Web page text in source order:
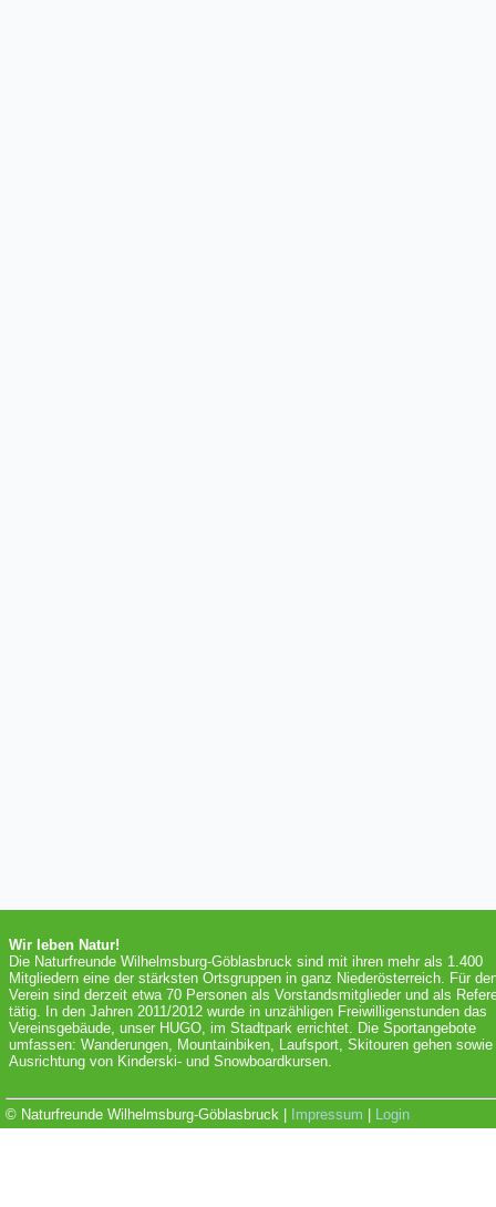
Wir leben Natur!
Die Naturfreunde Wilhelmsburg-Göblasbruck sind mit ihren mehr als 1.400
Mitgliedern eine der stärksten Ortsgruppen in ganz Niederösterreich. Für
Verein sind derzeit etwa 70 Personen als Vorstandsmitglieder und als
tätig. In den Jahren 2011/2012 wurde in unzähligen Freiwilligenstunden das
Vereinsgebäude, unser HUGO, im Stadtpark errichtet. Die Sportangebote
umfassen: Wanderungen, Mountainbiken, Laufsport, Skitouren gehen sowie
Ausrichtung von Kinderski- und Snowboardkursen.
© Naturfreunde Wilhelmsburg-Göblasbruck | Impressum Login